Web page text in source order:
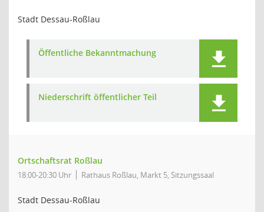
Stadt Dessau-Roßlau
Öffentliche Bekanntmachung
Niederschrift öffentlicher Teil
Ortschaftsrat Roßlau
18:00-20:30 Uhr Rathaus Roßlau, Markt 5, Sitzungssaal
Stadt Dessau-Roßlau